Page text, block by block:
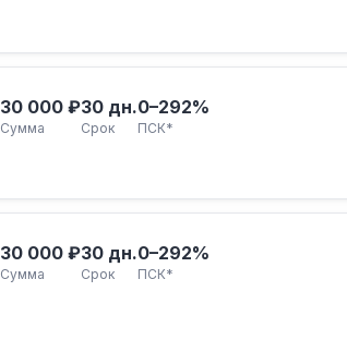
30 000 ₽
Сумма
30 дн.
Срок
0–292%
ПСК*
30 000 ₽
Сумма
30 дн.
Срок
0–292%
ПСК*